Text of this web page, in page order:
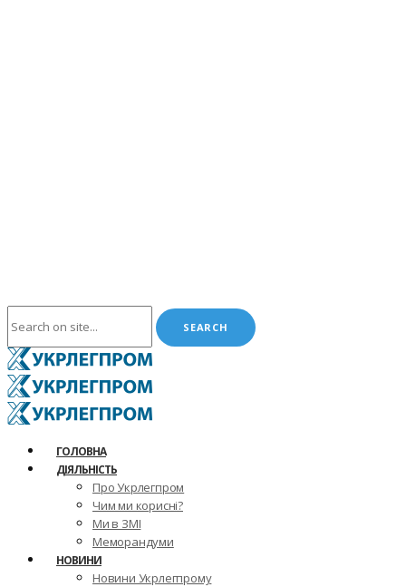
ГОЛОВНА
ДІЯЛЬНІСТЬ
Про Укрлегпром
Чим ми корисні?
Ми в ЗМІ
Меморандуми
НОВИНИ
Новини Укрлегпрому